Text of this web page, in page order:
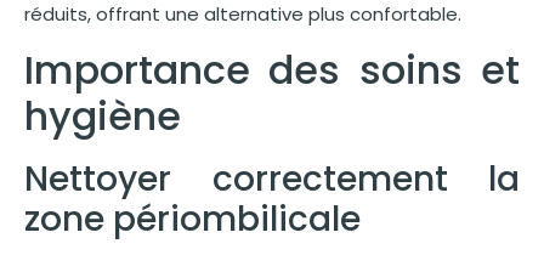
réduits, offrant une alternative plus confortable.
Importance des soins et
hygiène
Nettoyer correctement la
zone périombilicale